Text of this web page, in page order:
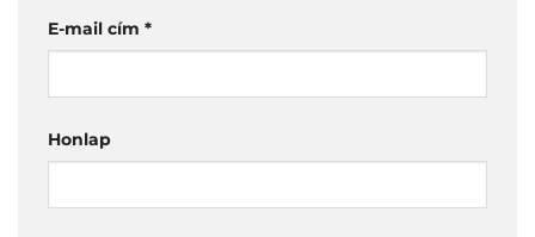
E-mail cím *
Honlap